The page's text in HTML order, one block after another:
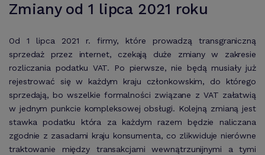
Zmiany od 1 lipca 2021 roku
Od 1 lipca 2021 r. firmy, które prowadzą transgraniczną
sprzedaż przez internet, czekają duże zmiany w zakresie
rozliczania podatku VAT. Po pierwsze, nie będą musiały już
rejestrować się w każdym kraju członkowskim, do którego
sprzedają, bo wszelkie formalności związane z VAT załatwią
w jednym punkcie kompleksowej obsługi. Kolejną zmianą jest
stawka podatku która za każdym razem będzie naliczana
zgodnie z zasadami kraju konsumenta, co zlikwiduje nierówne
traktowanie między transakcjami wewnątrzunijnymi a tymi